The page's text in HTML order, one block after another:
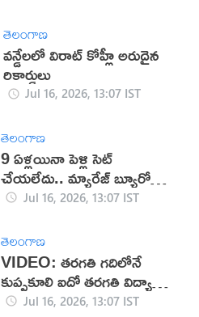
తెలంగాణ
వన్డేలలో విరాట్ కోహ్లీ అరుదైన
రికార్డులు
Jul 16, 2026, 13:07 IST
తెలంగాణ
9 ఏళ్లయినా పెళ్లి సెట్
చేయలేదు.. మ్యారేజ్ బ్యూరోకి
జరిమానా
Jul 16, 2026, 13:07 IST
తెలంగాణ
VIDEO: తరగతి గదిలోనే
కుప్పకూలి ఐదో తరగతి విద్యార్థి
మృతిJul 16, 2026, 13:07 IST